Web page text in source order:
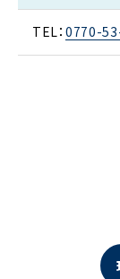
TEL： 0770-